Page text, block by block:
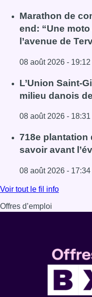
Marathon de
end: “Une
l’avenue de
08 août 2026 - 19:12
Lire l'article
L’Union Saint-
milieu danois
08 août 2026 - 18:31
Lire l'article L’Union
718e plantation
savoir avant
08 août 2026 - 17:34
Lire l'article 718e
Voir tout le fil info
Offres d’emploi